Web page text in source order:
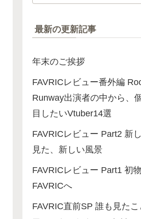
最新の更新記事
年末のご挨拶
FAVRICレビュー番外編
Runway出演者の中から、
目したいVtuber14選
FAVRICレビュー Part2 新
見た、新しい風景
FAVRICレビュー Part1 初
FAVRICへ
FAVRIC直前SP 誰も見た